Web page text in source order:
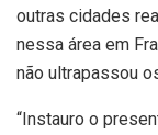
outras cidades
nessa área em
não ultrapassou
“Instauro o